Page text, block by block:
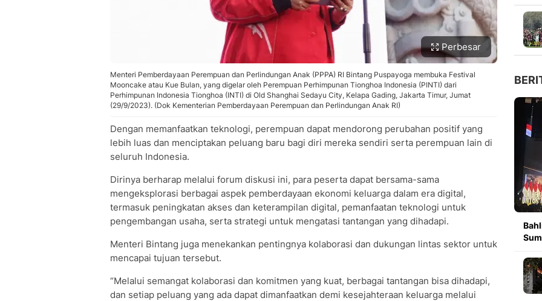
Perbesar
Menteri Pemberdayaan Perempuan dan Perlindungan Anak (PPPA) RI Bintang Puspayoga membuka Festival
Mooncake atau Kue Bulan, yang digelar oleh Perempuan Perhimpunan Tionghoa Indonesia (PINTI) dari
Perhimpunan Indonesia Tionghoa (INTI) di Old Shanghai Sedayu City, Kelapa Gading, Jakarta Timur, Jumat
(29/9/2023). (Dok Kementerian Pemberdayaan Perempuan dan Perlindungan Anak RI)
Dengan memanfaatkan teknologi, perempuan dapat mendorong perubahan positif yang
lebih luas dan menciptakan peluang baru bagi diri mereka sendiri serta perempuan lain di
seluruh Indonesia.
Dirinya berharap melalui forum diskusi ini, para peserta dapat bersama-sama
mengeksplorasi berbagai aspek pemberdayaan ekonomi keluarga dalam era digital,
termasuk peningkatan akses dan keterampilan digital, pemanfaatan teknologi untuk
pengembangan usaha, serta strategi untuk mengatasi tantangan yang dihadapi.
Menteri Bintang juga menekankan pentingnya kolaborasi dan dukungan lintas sektor untuk
mencapai tujuan tersebut.
“Melalui semangat kolaborasi dan komitmen yang kuat, berbagai tantangan bisa dihadapi,
dan setiap peluang yang ada dapat dimanfaatkan demi kesejahteraan keluarga melalui